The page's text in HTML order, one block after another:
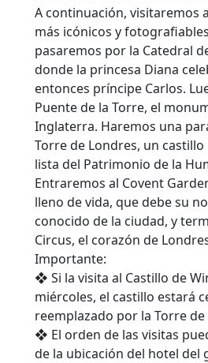
A continuación, visitaremos
más icónicos y
pasaremos por la Catedral
donde la princesa Diana
entonces príncipe Carlos.
Puente de la Torre, el
Inglaterra. Haremos una
Torre de Londres, un
lista del Patrimonio de la
Entraremos al Covent
lleno de vida, que debe su
conocido de la ciudad, y
Circus, el corazón de
Importante:
❖ Si la visita al Castillo de
miércoles, el castillo estará
reemplazado por la Torre de
❖ El orden de las visitas
de la ubicación del hotel del